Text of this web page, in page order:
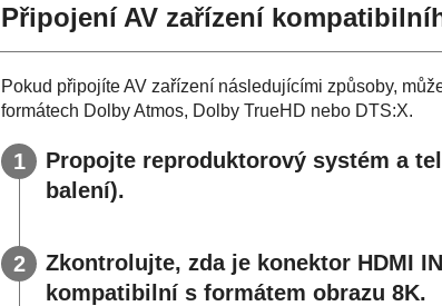
Připojení AV zařízení
Pokud připojíte AV zařízení následujícími způsoby,
formátech Dolby Atmos, Dolby TrueHD nebo DTS:X.
Propojte reproduktorový systém a
balení).
Zkontrolujte, zda je konektor HDMI IN
kompatibilní s formátem obrazu 8K.